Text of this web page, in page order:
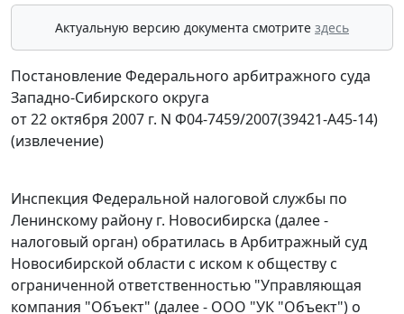
Актуальную версию документа смотрите здесь
Постановление Федерального арбитражного суда
Западно-Сибирского округа
от 22 октября 2007 г. N Ф04-7459/2007(39421-А45-14)
(извлечение)
Инспекция Федеральной налоговой службы по
Ленинскому району г. Новосибирска (далее -
налоговый орган) обратилась в Арбитражный суд
Новосибирской области с иском к обществу с
ограниченной ответственностью "Управляющая
компания "Объект" (далее - ООО "УК "Объект") о